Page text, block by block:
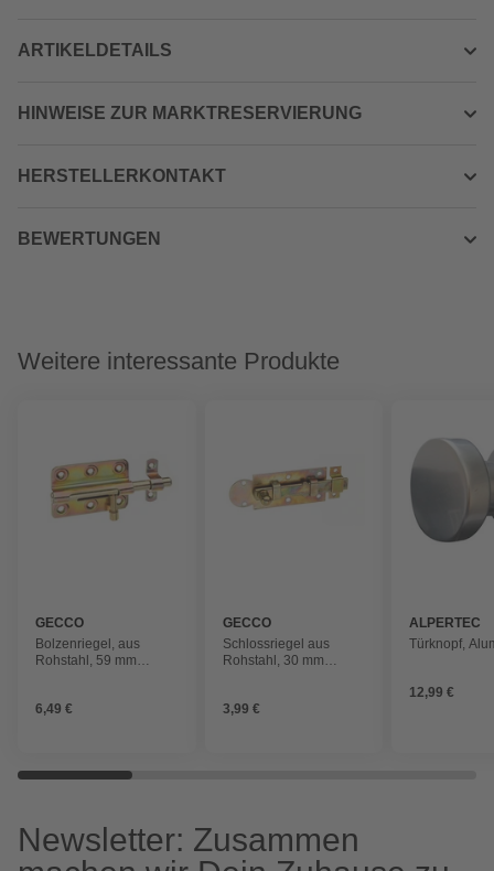
ARTIKELDETAILS
HINWEISE ZUR MARKTRESERVIERUNG
HERSTELLERKONTAKT
BEWERTUNGEN
Weitere interessante Produkte
GECCO
Bolzenriegel, aus
Rohstahl, 59 mm
6,49 €
GECCO
Schlossriegel aus
Rohstahl, 30 mm
3,99 €
ALPERTEC
Türknopf,
12,99 €
Newsletter: Zusammen